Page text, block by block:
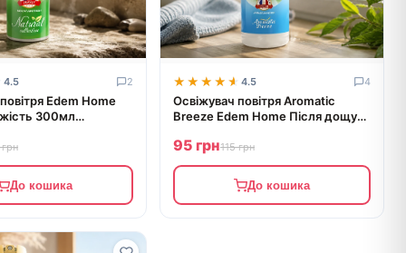
4.5 2
Edem Home
300мл
До кошика
★★★★★
★★★★★ 4.5 4
Освіжувач повітря Aromatic
Breeze Edem Home Після дощу
95 грн115 грн
До кошика